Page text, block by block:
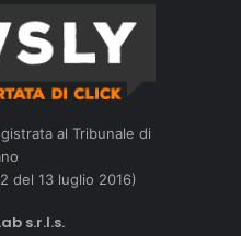
al Tribunale di
del 13 luglio 2016)
s.r.l.s.